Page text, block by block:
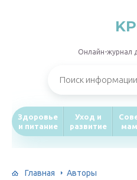
Онлайн-журнал
Здоровье
и питание
Уход и
развитие
Главная Авторы